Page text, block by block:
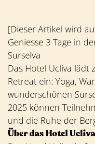
[Dieser Artikel wird
Geniesse 3 Tage in
Surselva
Das Hotel Ucliva lädt
Retreat ein: Yoga,
wunderschönen
2025 können
und die Ruhe der
Über das Hotel Ucliva